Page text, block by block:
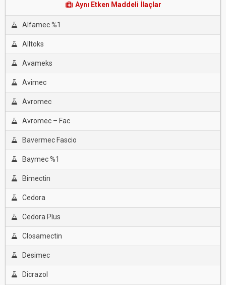
Aynı Etken Maddeli İlaçlar
Alfamec %1
Alltoks
Avameks
Avimec
Avromec
Avromec – Fac
Bavermec Fascio
Baymec %1
Bimectin
Cedora
Cedora Plus
Closamectin
Desimec
Dicrazol